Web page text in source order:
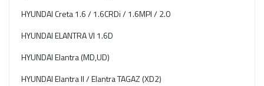
HYUNDAI Creta 1.6 / 1.6CRDi / 1.6MPI / 2.0
HYUNDAI ELANTRA VI 1.6D
HYUNDAI Elantra (MD,UD)
HYUNDAI Elantra II / Elantra TAGAZ (XD2)